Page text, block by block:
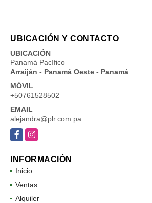
UBICACIÓN Y CONTACTO
UBICACIÓN
Panamá Pacífico
Arraiján - Panamá Oeste - Panamá
MÓVIL
+50761528502
EMAIL
alejandra@plr.com.pa
FacebookInstagram
INFORMACIÓN
Inicio
Ventas
Alquiler